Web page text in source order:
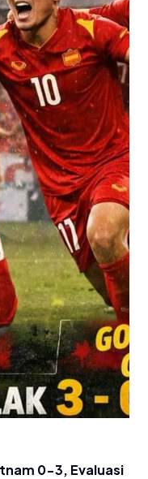
0-3, Evaluasi